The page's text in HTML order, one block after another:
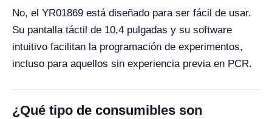
No, el YR01869 está diseñado para ser fácil de usar.
Su pantalla táctil de 10,4 pulgadas y su software
intuitivo facilitan la programación de experimentos,
incluso para aquellos sin experiencia previa en PCR.
¿Qué tipo de consumibles son